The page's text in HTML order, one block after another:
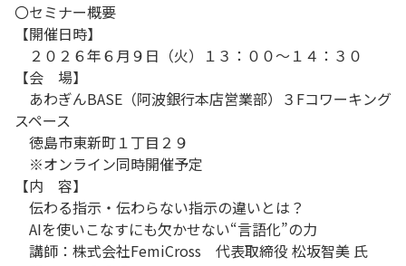
〇セミナー概要
【開催日時】
２０２６年６月９日（火）１３：００～１４：３０
【会 場】
あわぎんBASE（阿波銀行本店営業部）３Fコワーキング
スペース
徳島市東新町１丁目２９
※オンライン同時開催予定
【内 容】
伝わる指示・伝わらない指示の違いとは？
AIを使いこなすにも欠かせない“言語化”の力
講師：株式会社FemiCross 代表取締役 松坂智美 氏